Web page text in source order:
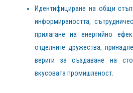
Идентифициране на общи
информираността,
прилагане на енергийно
отделните дружества,
вериги за създаване на
вкусовата промишленост.